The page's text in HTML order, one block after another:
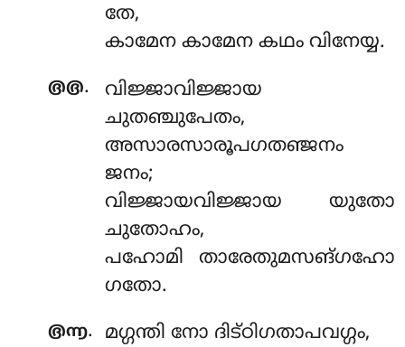
തേ,
കാമേന കാമേന കഥം വിനേയ്യ.
൫൫.
വിജ്ജാവിജ്ജായ
ചുതഞ്ചുപേതം,
അസാരസാരൂപഗതഞ്ജനം
ജനം;
വിജ്ജായവിജ്ജായ യുതോ
ചുതോഹം,
പഹോമി താരേതുമസങ്ഗഹോ
ഗതോ.
൫൬.
മഗ്ഗന്തി നോ ദിട്ഠിഗതാപവഗ്ഗം,